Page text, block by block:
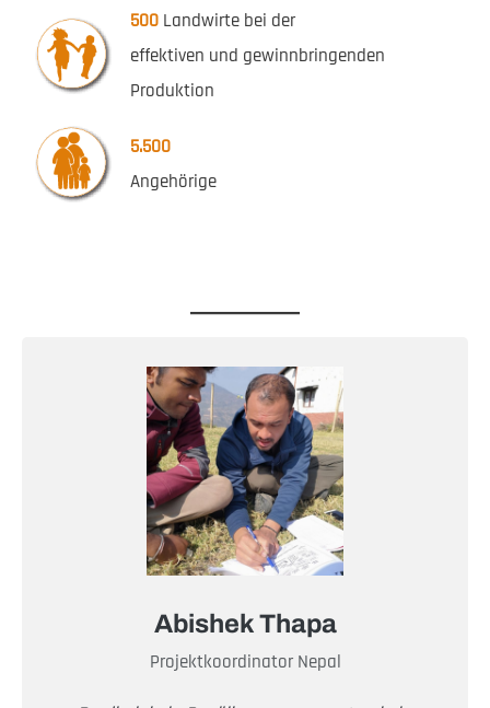
500Landwirte bei der
effektiven und gewinnbringenden
Produktion
5.500
Angehörige
Abishek Thapa
Projektkoordinator Nepal